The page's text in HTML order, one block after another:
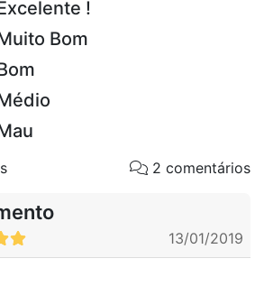
!
Bom
2 comentários
13/01/2019